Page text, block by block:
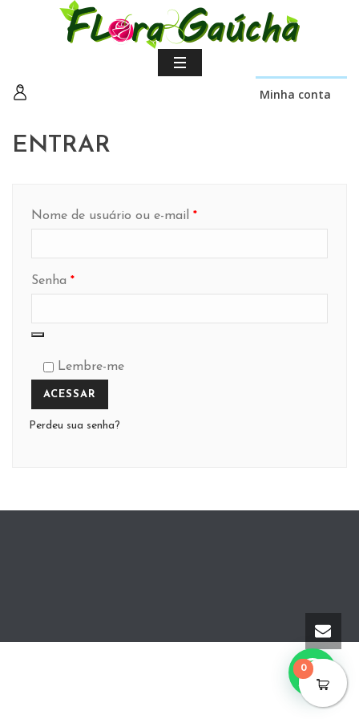
Minha conta
ENTRAR
Nome de usuário ou e-mail *Obrigatório
Senha *Obrigatório
Lembre-me
ACESSAR
Perdeu sua senha?
0
0